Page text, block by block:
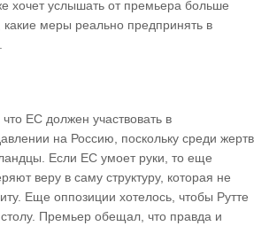
хочет услышать от премьера больше
меры реально предпринять в
ЕС должен участвовать в
на Россию, поскольку среди жертв
Если ЕС умоет руки, то еще
веру в саму структуру, которая не
Еще оппозиции хотелось, чтобы Рутте
столу. Премьер обещал, что правда и